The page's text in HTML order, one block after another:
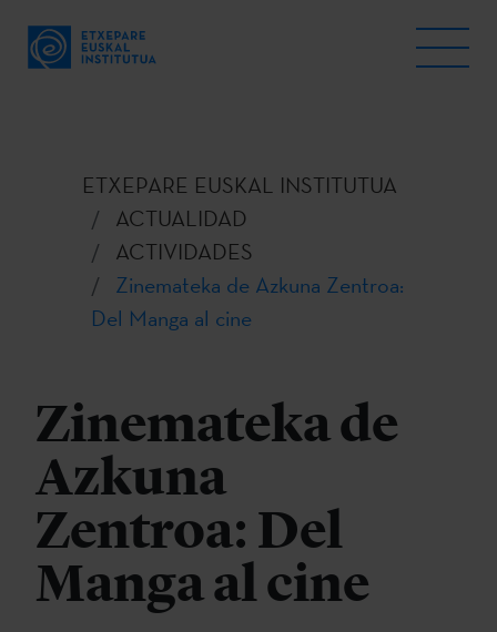
ETXEPARE EUSKAL INSTITUTUA
ACTUALIDAD
ACTIVIDADES
Zinemateka de Azkuna Zentroa:
Del Manga al cine
Zinemateka de
Azkuna
Zentroa: Del
Manga al cine